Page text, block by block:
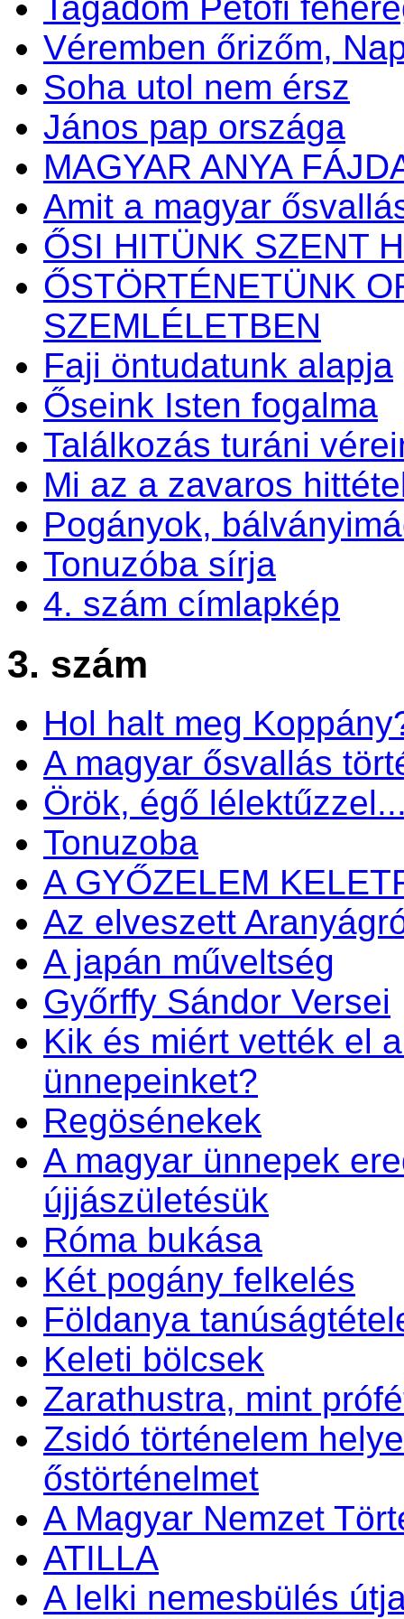
Véremben őrizőm,
Soha utol nem érsz
János pap országa
MAGYAR ANYA
Amit a magyar
ŐSI HITÜNK SZENT
ŐSTÖRTÉNETÜNK
SZEMLÉLETBEN
Faji öntudatunk alapja
Őseink Isten fogalma
Találkozás turáni
Mi az a zavaros
Pogányok,
Tonuzóba sírja
4. szám címlapkép
3. szám
Hol halt meg
A magyar ősvallás
Örök, égő
Tonuzoba
A GYŐZELEM
Az elveszett
A japán műveltség
Győrffy Sándor Versei
Kik és miért vették el
ünnepeinket?
Regösénekek
A magyar ünnepek
újjászületésük
Róma bukása
Két pogány felkelés
Földanya
Keleti bölcsek
Zarathustra, mint
Zsidó történelem
őstörténelmet
A Magyar Nemzet
ATILLA
A lelki nemesbülés